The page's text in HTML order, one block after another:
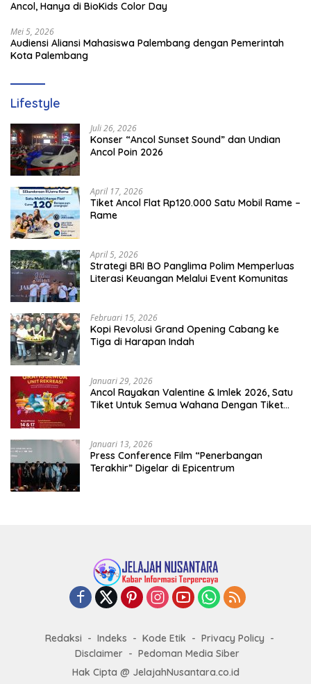
Ancol, Hanya di BioKids Color Day
Mei 5, 2026
Audiensi Aliansi Mahasiswa Palembang dengan Pemerintah
Kota Palembang
Lifestyle
Juli 26, 2026
Konser “Ancol Sunset Sound” dan Undian
Ancol Poin 2026
April 17, 2026
Tiket Ancol Flat Rp120.000 Satu Mobil Rame –
Rame
April 5, 2026
​Strategi BRI BO Panglima Polim Memperluas
Literasi Keuangan Melalui Event Komunitas
Februari 15, 2026
Kopi Revolusi Grand Opening Cabang ke
Tiga di Harapan Indah
Januari 29, 2026
Ancol Rayakan Valentine & Imlek 2026, Satu
Tiket Untuk Semua Wahana Dengan Tiket
Januari 13, 2026
Press Conference Film “Penerbangan
Terakhir” Digelar di Epicentrum
Redaksi Indeks Kode Etik
Privacy Policy
Disclaimer
Pedoman Media Siber
Hak Cipta @ JelajahNusantara.co.id